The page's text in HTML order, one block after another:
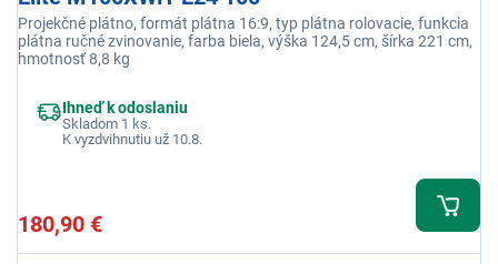
Projekčné plátno, formát plátna 16:9, typ plátna rolovacie, funkcia
plátna ručné zvinovanie, farba biela, výška 124,5 cm, šírka 221 cm,
hmotnosť 8,8 kg
Ihneď k odoslaniu
Skladom 1 ks.
K vyzdvihnutiu už 10.8.
180,90 €